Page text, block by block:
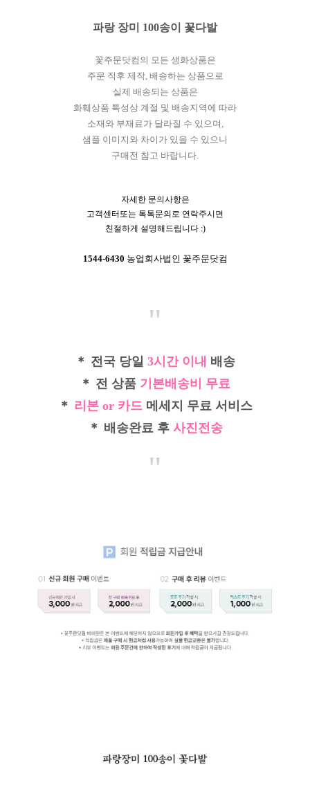
파랑 장미 100송이 꽃다발
꽃주문닷컴의 모든 생화상품은
주문 직후 제작, 배송하는 상품으로
실제 배송되는 상품은
화훼상품 특성상 계절 및 배송지역에 따라
소재와 부재료가 달라질 수 있으며,
샘플 이미지와 차이가 있을 수 있으니
구매전 참고 바랍니다.
자세한 문의사항은
고객센터또는 톡톡문의로 연락주시면
친절하게 설명해드립니다 :)
1544-6430 농업회사법인 꽃주문닷컴
"
＊ 전국 당일 3시간 이내 배송
＊ 전 상품 기본배송비 무료
＊ 리본 or 카드 메세지 무료 서비스
＊ 배송완료 후 사진전송
"